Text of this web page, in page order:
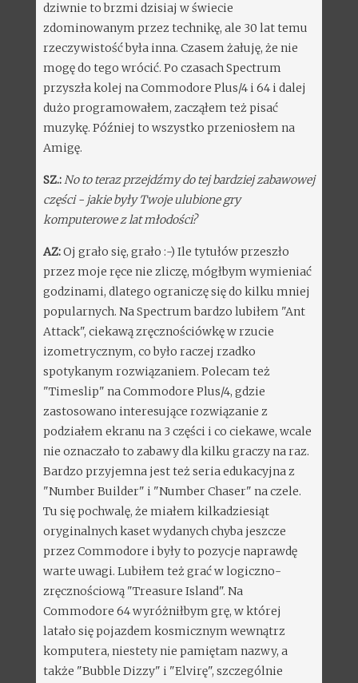
dziwnie to brzmi dzisiaj w świecie
zdominowanym przez technikę, ale 30 lat temu
rzeczywistość była inna. Czasem żałuję, że nie
mogę do tego wrócić. Po czasach Spectrum
przyszła kolej na Commodore Plus/4 i 64 i dalej
dużo programowałem, zacząłem też pisać
muzykę. Później to wszystko przeniosłem na
Amigę.
SZ.:No to teraz przejdźmy do tej bardziej zabawowej
części - jakie były Twoje ulubione gry
komputerowe z lat młodości?
AZ:Oj grało się, grało :-) Ile tytułów przeszło
przez moje ręce nie zliczę, mógłbym wymieniać
godzinami, dlatego ograniczę się do kilku mniej
popularnych. Na Spectrum bardzo lubiłem "Ant
Attack", ciekawą zręcznościówkę w rzucie
izometrycznym, co było raczej rzadko
spotykanym rozwiązaniem. Polecam też
"Timeslip" na Commodore Plus/4, gdzie
zastosowano interesujące rozwiązanie z
podziałem ekranu na 3 części i co ciekawe, wcale
nie oznaczało to zabawy dla kilku graczy na raz.
Bardzo przyjemna jest też seria edukacyjna z
"Number Builder" i "Number Chaser" na czele.
Tu się pochwalę, że miałem kilkadziesiąt
oryginalnych kaset wydanych chyba jeszcze
przez Commodore i były to pozycje naprawdę
warte uwagi. Lubiłem też grać w logiczno-
zręcznościową "Treasure Island". Na
Commodore 64 wyróżniłbym grę, w której
latało się pojazdem kosmicznym wewnątrz
komputera, niestety nie pamiętam nazwy, a
także "Bubble Dizzy" i "Elvirę", szczególnie